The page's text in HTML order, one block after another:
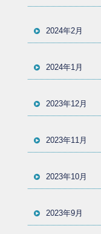
2024年2月
2024年1月
2023年12月
2023年11月
2023年10月
2023年9月